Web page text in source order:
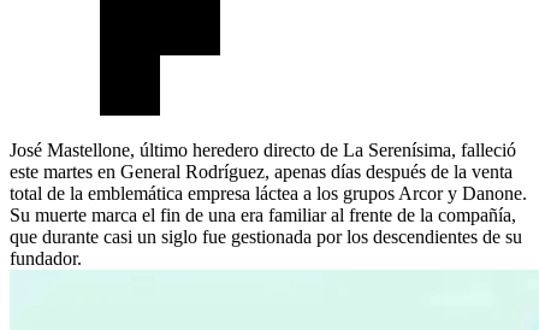
José Mastellone, último heredero directo de La Serenísima, falleció
este martes en General Rodríguez, apenas días después de la venta
total de la emblemática empresa láctea a los grupos Arcor y Danone.
Su muerte marca el fin de una era familiar al frente de la compañía,
que durante casi un siglo fue gestionada por los descendientes de su
fundador.